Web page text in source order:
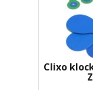
Clixo